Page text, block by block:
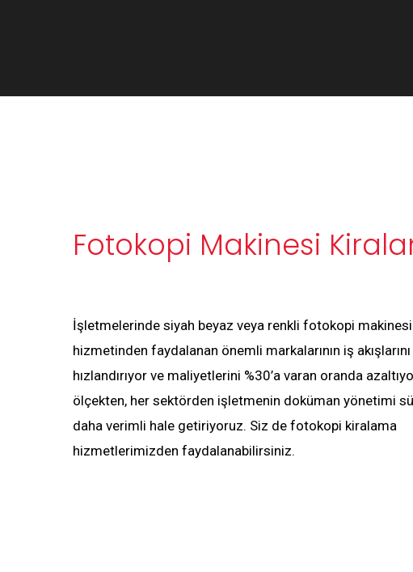
Fotokopi Makinesi
İşletmelerinde siyah beyaz veya renkli fotokopi
hizmetinden faydalanan önemli markalarının iş akışlarını
hızlandırıyor ve maliyetlerini %30’a varan oranda
ölçekten, her sektörden işletmenin doküman yönetimi
daha verimli hale getiriyoruz. Siz de fotokopi kiralama
hizmetlerimizden faydalanabilirsiniz.